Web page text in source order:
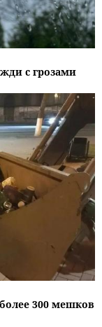
с грозами
300 мешков